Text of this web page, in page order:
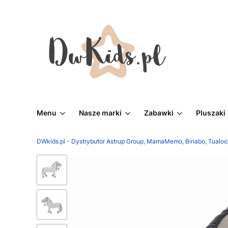
Menu Nasze marki Zabawki Pluszaki
DWkids.pl - Dystrybutor Astrup Group, MamaMemo, Binabo,